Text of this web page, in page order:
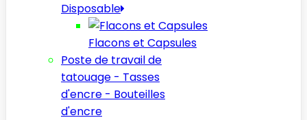
Disposable
Flacons et Capsules
Poste de travail de
tatouage - Tasses
d'encre - Bouteilles
d'encre